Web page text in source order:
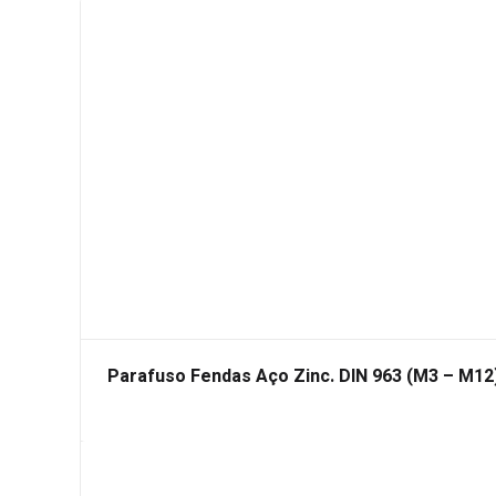
Parafuso Fendas Aço Zinc. DIN 963 (M3 –